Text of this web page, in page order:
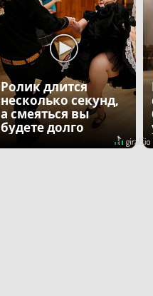
Ролик длится
несколько секунд,
а смеяться вы
будете долго